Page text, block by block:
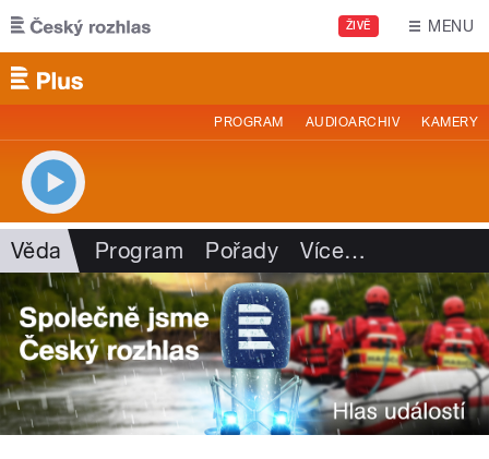
Přejít k hlavnímu obsahu
ŽIVĚ MENU
PROGRAM AUDIOARCHIV KAMERY
Věda Program Pořady Více…